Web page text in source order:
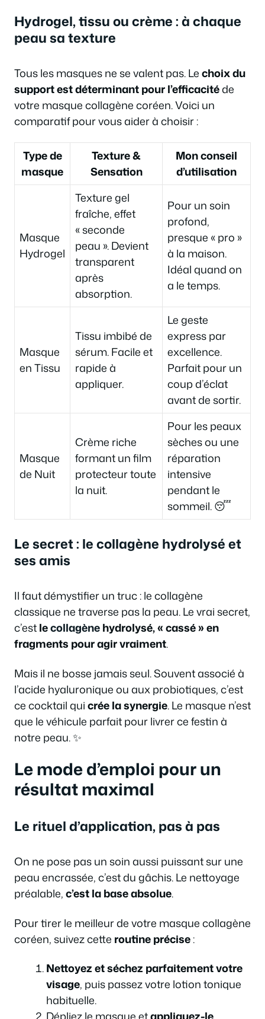
Hydrogel, tissu ou crème : à chaque
peau sa texture
Tous les masques ne se valent pas. Lechoix du
support est déterminant pour l’efficacitéde
votre masque collagène coréen. Voici un
comparatif pour vous aider à choisir :
Type de
masque
Texture &
Sensation
Mon conseil
d’utilisation
Masque
Hydrogel
Texture gel
fraîche, effet
« seconde
peau ». Devient
transparent
après
absorption.
Pour un soin
profond,
presque « pro »
à la maison.
Idéal quand on
a le temps.
Masque
en Tissu
Tissu imbibé de
sérum. Facile et
rapide à
appliquer.
Le geste
express par
excellence.
Parfait pour un
coup d’éclat
avant de sortir.
Masque
de Nuit
Crème riche
formant un film
protecteur toute
la nuit.
Pour les peaux
sèches ou une
réparation
intensive
pendant le
sommeil. 😴
Le secret : le collagène hydrolysé et
ses amis
Il faut démystifier un truc : le collagène
classique ne traverse pas la peau. Le vrai secret,
c’estlecollagènehydrolysé, « cassé » en
fragments pour agir vraiment.
Mais il ne bosse jamais seul. Souvent associé à
l’acide hyaluronique ou aux probiotiques, c’est
ce cocktail quicrée la synergie. Le masque n’est
que le véhicule parfait pour livrer ce festin à
notre peau. ✨
Le mode d’emploi pour un
résultat maximal
Le rituel d’application, pas à pas
On ne pose pas un soin aussi puissant sur une
peau encrassée, c’est du gâchis. Le nettoyage
préalable,c’est la base absolue.
Pour tirer le meilleur de votre masque collagène
coréen, suivez cette routine précise:
Nettoyez et séchez parfaitement votre
visage, puis passez votre lotion tonique
habituelle.